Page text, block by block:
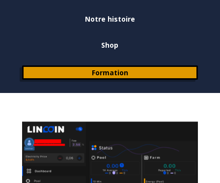
Notre histoire
Shop
Formation